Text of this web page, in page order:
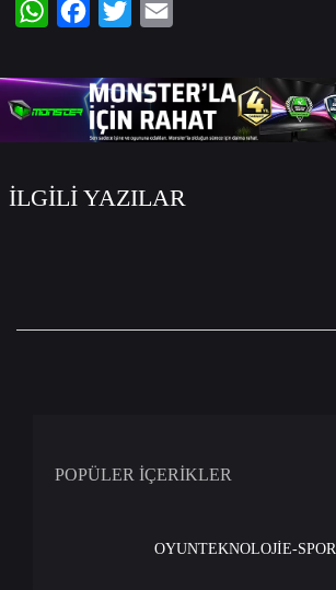
İLGİLİ YAZILAR
POPÜLER İÇERİKLER
OYUNTEKNOLOJİE-SPOR